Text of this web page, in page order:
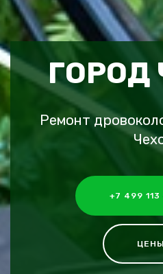
ГОРОД
Ремонт
+7 499
ЦЕНЫ